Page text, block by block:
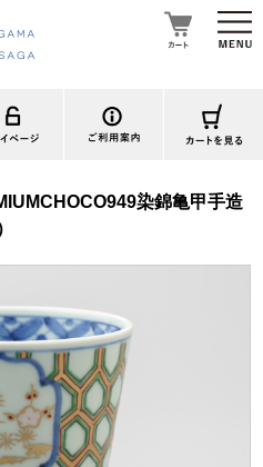
染錦亀甲手造